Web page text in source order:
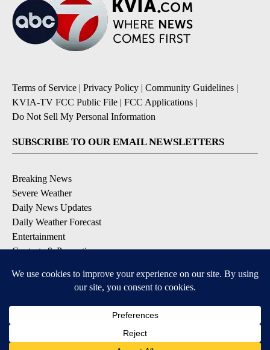
Terms of Service | Privacy Policy | Community Guidelines |
KVIA-TV FCC Public File | FCC Applications |
Do Not Sell My Personal Information
SUBSCRIBE TO OUR EMAIL NEWSLETTERS
Breaking News
Severe Weather
Daily News Updates
Daily Weather Forecast
Entertainment
Contests & Promotions
DOWNLOAD OUR APPS
Available for iOS and Android